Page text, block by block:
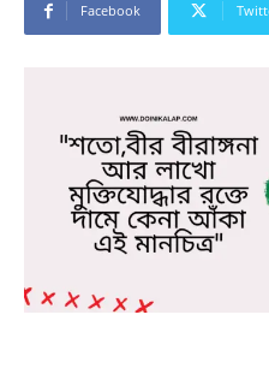
Facebook